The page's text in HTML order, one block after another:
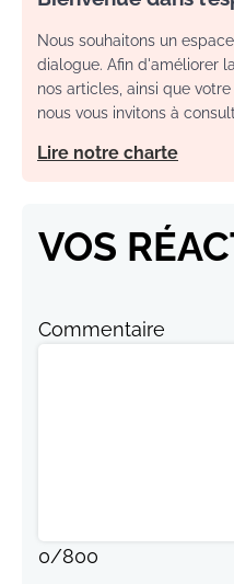
Nous souhaitons un
dialogue. Afin d'améliorer
nos articles, ainsi que
nous vous invitons à
Lire notre charte
VOS
Commentaire
0/800